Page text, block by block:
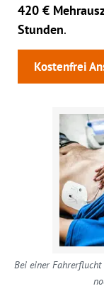
420 €
Stunden.
Kostenfrei
Bei einer